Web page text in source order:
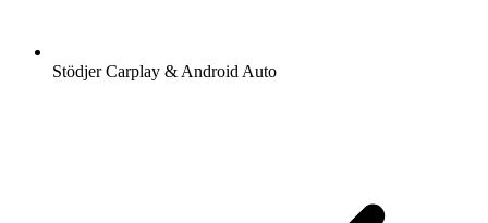
Stödjer Carplay & Android Auto